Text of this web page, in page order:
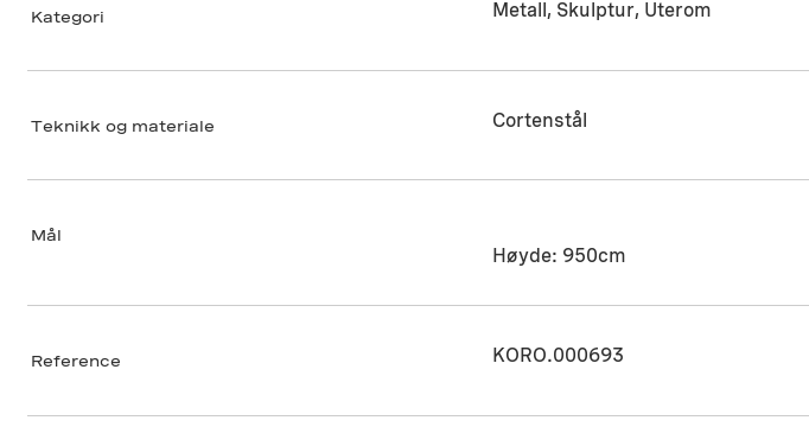
Kategori Metall, Skulptur, Uterom
Teknikk og materiale Cortenstål
Mål
Høyde: 950cm
Reference KORO.000693